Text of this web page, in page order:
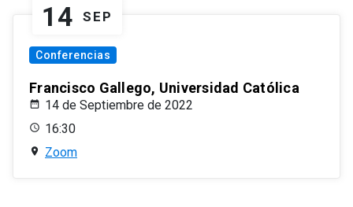
14 SEP
Conferencias
Francisco Gallego, Universidad Católica
14 de Septiembre de 2022
16:30
Zoom